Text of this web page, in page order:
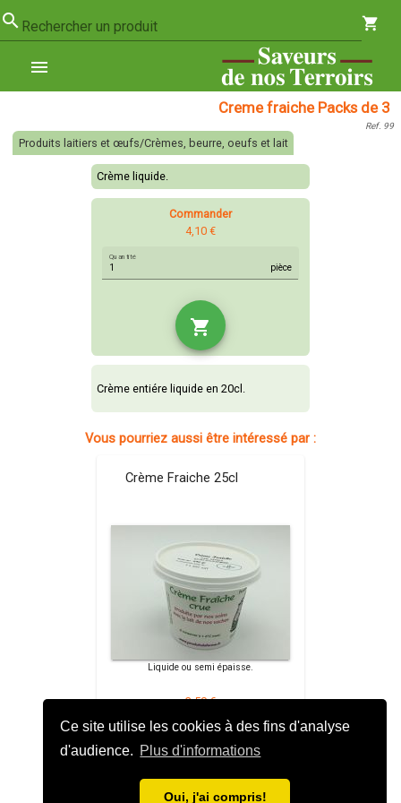
Ce site utilise les cookies à des fins d'analyse
d'audience. Plus d'informations
Oui, j'ai compris!
search Rechercher un produit shopping_cart
menu
Creme fraiche Packs de 3
Ref. 99
Produits laitiers et œufs/Crèmes, beurre, oeufs et lait
Crème liquide.
Commander
4,10 €
Quantité
pièce
shopping_cart
Crème entiére liquide en 20cl.
Vous pourriez aussi être intéressé par :
Crème Fraiche 25cl
Liquide ou semi épaisse.
3,50 €
launch